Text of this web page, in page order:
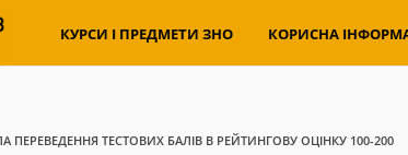
КУРСИ І ПРЕДМЕТИ ЗНО КОРИСНА
ТЕСТОВИХ БАЛІВ В РЕЙТИНГОВУ ОЦІНКУ 100-200